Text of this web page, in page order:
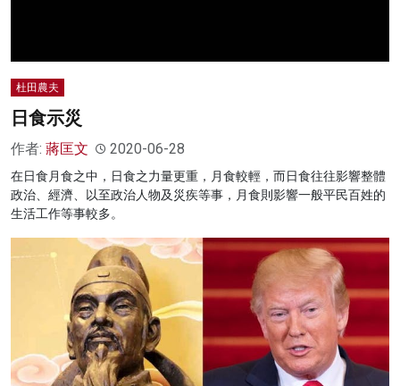
杜田農夫
日食示災
作者: 蔣匡文 2020-06-28
在日食月食之中，日食之力量更重，月食較輕，而日食往往影響整體
政治、經濟、以至政治人物及災疾等事，月食則影響一般平民百姓的
生活工作等事較多。